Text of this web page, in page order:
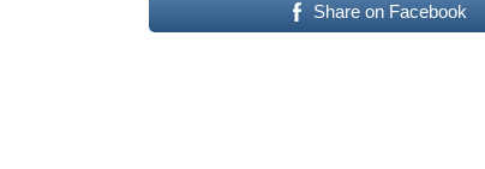
Share on Facebook